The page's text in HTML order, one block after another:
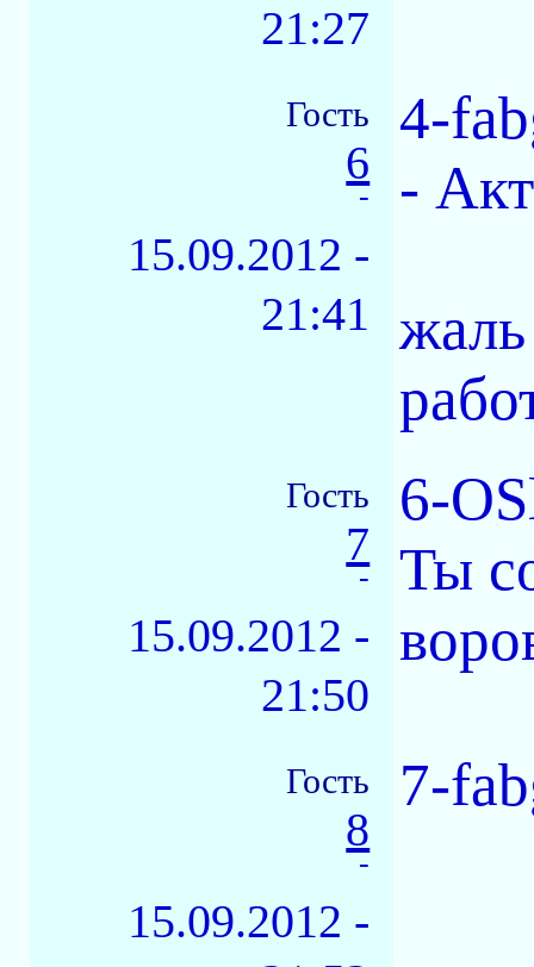
21:27
Гость
6
-
15.09.2012 -
21:41
4-
-
жаль
Гость
7
-
15.09.2012 -
21:50
6-
Ты
Гость
8
-
15.09.2012 -
7-